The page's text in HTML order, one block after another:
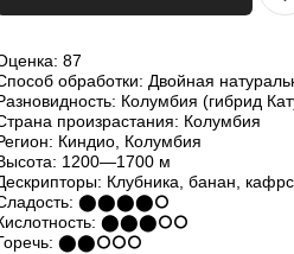
87
обработки: Двойная
Колумбия (гибрид
произрастания: Колумбия
Киндио, Колумбия
1200—1700 м
Клубника, банан,
⬤⬤⬤⬤⭘
⬤⬤⬤⭘⭘
⬤⬤⭘⭘⭘